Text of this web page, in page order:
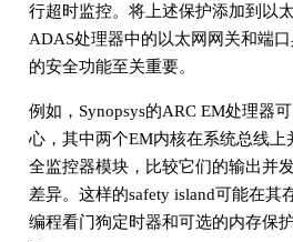
行超时监控。将上述保护添加到以
ADAS处理器中的以太网网关和端
的安全功能至关重要。
例如，Synopsys的ARC EM处理器
心，其中两个EM内核在系统总线
全监控器模块，比较它们的输出并
差异。这样的safety island可能在其
编程看门狗定时器和可选的内存保